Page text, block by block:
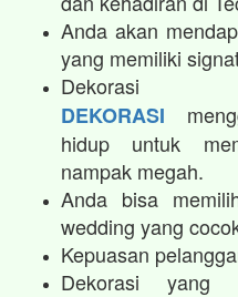
Anda akan
yang memiliki
DEKORASI
hidup untuk
nampak megah.​
Anda bisa
wedding yang
Kepuasan
Dekorasi yang